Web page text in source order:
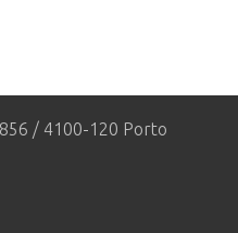
/ 4100-120 Porto